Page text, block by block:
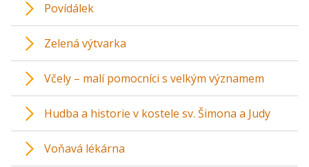
Povídálek
Zelená výtvarka
Včely – malí pomocníci s velkým významem
Hudba a historie v kostele sv. Šimona a Judy
Voňavá lékárna